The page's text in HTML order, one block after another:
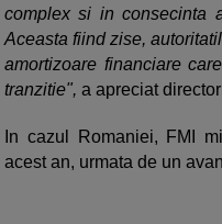
complex si in consecinta
Aceasta fiind zise,
amortizoare financiare
tranzitie", a apreciat
In cazul Romaniei, FMI
acest an, urmata de un